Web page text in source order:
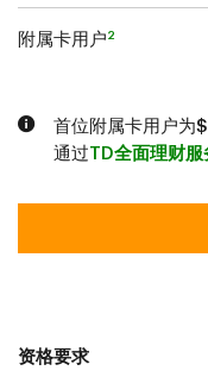
附属卡用户 2
首位附属卡用户为
通过TD全面理财服
资格要求